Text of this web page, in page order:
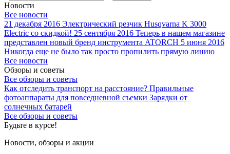
Новости
Все новости
21 декабря 2016 Электрический резчик Husqvarna K 3000
Electric со скидкой! 25 сентября 2016 Теперь в нашем магазине
представлен новый бренд инструмента ATORCH 5 июня 2016
Никогда еще не было так просто пропилить прямую линию
Все новости
Обзоры и советы
Все обзоры и советы
Как отследить транспорт на расстояние? Правильные
фотоаппараты для повседневной съемки Зарядки от
солнечных батарей
Все обзоры и советы
Будьте в курсе!
Новости, обзоры и акции